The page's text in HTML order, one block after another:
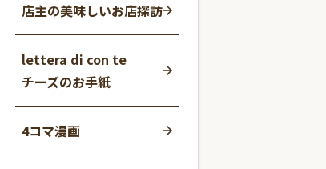
店主の美味しいお店探訪
lettera di con te
チーズのお手紙
4コマ漫画